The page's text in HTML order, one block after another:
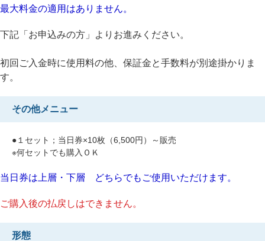
最大料金の適用はありません。
下記「お申込みの方」よりお進みください。
初回ご入金時に使用料の他、保証金と手数料が別途掛かりま
す。
その他メニュー
●１セット；当日券×10枚（6,500円）～販売
※何セットでも購入ＯＫ
当日券は上層・下層 どちらでもご使用いただけます。
ご購入後の払戻しはできません。
形態